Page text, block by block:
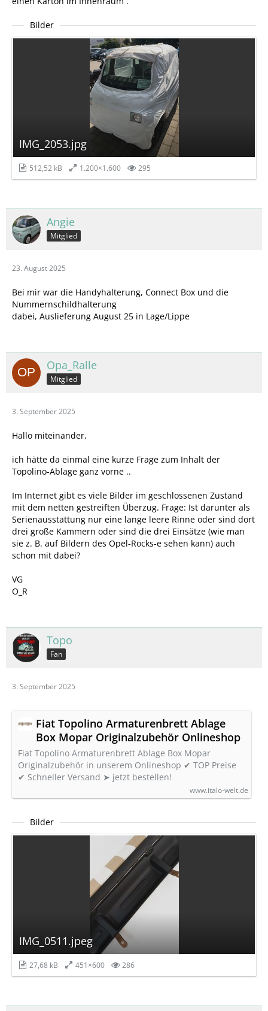
Bilder
IMG_2053.jpg
512,52 kB 1.200×1.600 295
Angie
Mitglied
23. August 2025
Bei mir war die Handyhalterung, Connect Box und die
Nummernschildhalterung
dabei, Auslieferung August 25 in Lage/Lippe
Opa_Ralle
Mitglied
3. September 2025
Hallo miteinander,
ich hätte da einmal eine kurze Frage zum Inhalt der
Topolino-Ablage ganz vorne ..
Im Internet gibt es viele Bilder im geschlossenen Zustand
mit dem netten gestreiften Überzug. Frage: Ist darunter als
Serienausstattung nur eine lange leere Rinne oder sind dort
drei große Kammern oder sind die drei Einsätze (wie man
sie z. B. auf Bildern des Opel-Rocks-e sehen kann) auch
schon mit dabei?
VG
O_R
Topo
Fan
3. September 2025
Fiat Topolino Armaturenbrett Ablage
Box Mopar Originalzubehör Onlineshop
Fiat Topolino Armaturenbrett Ablage Box Mopar
Originalzubehör in unserem Onlineshop ✔ TOP Preise
✔ Schneller Versand ➤ jetzt bestellen!
www.italo-welt.de
Bilder
IMG_0511.jpeg
27,68 kB 451×600 286